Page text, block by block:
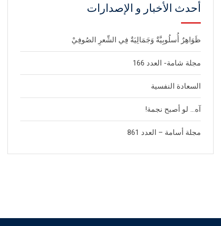
أحدث الأخبار و الإصدارات
ظَوَاهِرٌ أُسلُوبِيَّةٌ وَجَمَالِيَةٌ فِي الشِّعرِ الصُوفِيْ
مجلة شامة- العدد 166
السعادة النفسية
آه… لو أصبح نجمة!
مجلة أسامة – العدد 861